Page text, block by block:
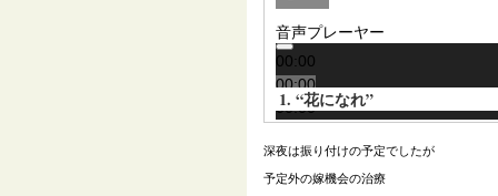
音声プレーヤー
00:00
00:00
00:00
1. “花になれ”
深夜は振り付けの予定でしたが
予定外の嫁機会の治療